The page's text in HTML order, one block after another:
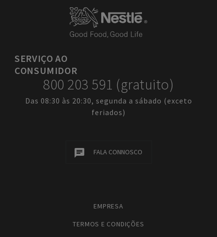
SERVIÇOAO
CONSUMIDOR
800 203 591 (gratuito)
Das 08:30 às 20:30, segunda a sábado (exceto
feriados)
FALA CONNOSCO
EMPRESA
TERMOS E CONDIÇÕES